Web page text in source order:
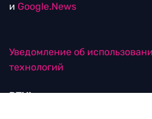
и Google.News
Уведомление об
технологий
RTVI в соцсетях